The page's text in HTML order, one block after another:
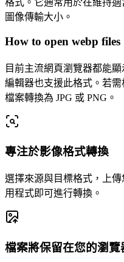
格式。它通常用於在維持
圖像傳輸大小。
How to open webp files
目前主流網頁瀏覽器都能
編輯器也支援此格式。若
檔案轉換為 JPG 或 PNG。
專注於影像格式轉換
選擇來源與目標格式，上
用程式即可進行轉換。
檔案將保留在您的瀏覽